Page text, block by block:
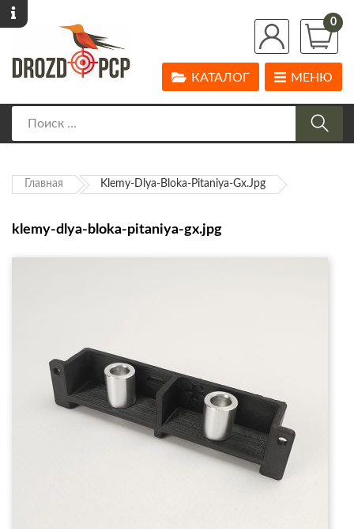
0
МЕНЮ
КАТАЛОГ
Главная Klemy-Dlya-Bloka-Pitaniya-Gx.jpg
klemy-dlya-bloka-pitaniya-gx.jpg